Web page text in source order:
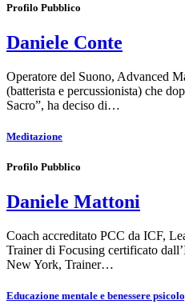
Profilo Pubblico
Daniele Conte
Operatore del Suono, Advanced
(batterista e percussionista) che
Sacro”, ha deciso di…
Meditazione
Profilo Pubblico
Daniele Mattoni
Coach accreditato PCC da ICF,
Trainer di Focusing certificato
New York, Trainer…
Educazione mentale e benessere